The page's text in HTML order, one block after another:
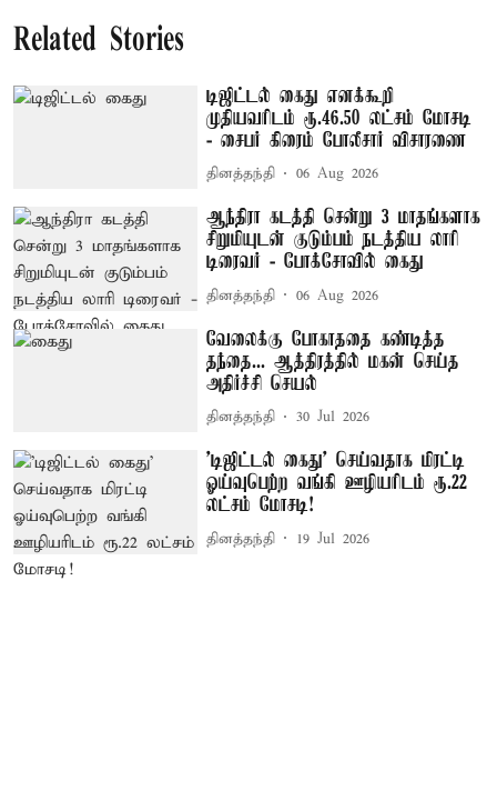
Related Stories
டிஜிட்டல் கைது எனக்கூறி
முதியவரிடம் ரூ.46.50 லட்சம் மோசடி
- சைபர் கிரைம் போலீசார் விசாரணை
தினத்தந்தி 06 Aug 2026
ஆந்திரா கடத்தி சென்று 3 மாதங்களாக
சிறுமியுடன் குடும்பம் நடத்திய லாரி
டிரைவர் - போக்சோவில் கைது
தினத்தந்தி 06 Aug 2026
வேலைக்கு போகாததை கண்டித்த
தந்தை... ஆத்திரத்தில் மகன் செய்த
அதிர்ச்சி செயல்
தினத்தந்தி 30 Jul 2026
'டிஜிட்டல் கைது' செய்வதாக மிரட்டி
ஓய்வுபெற்ற வங்கி ஊழியரிடம் ரூ.22
லட்சம் மோசடி!
தினத்தந்தி 19 Jul 2026